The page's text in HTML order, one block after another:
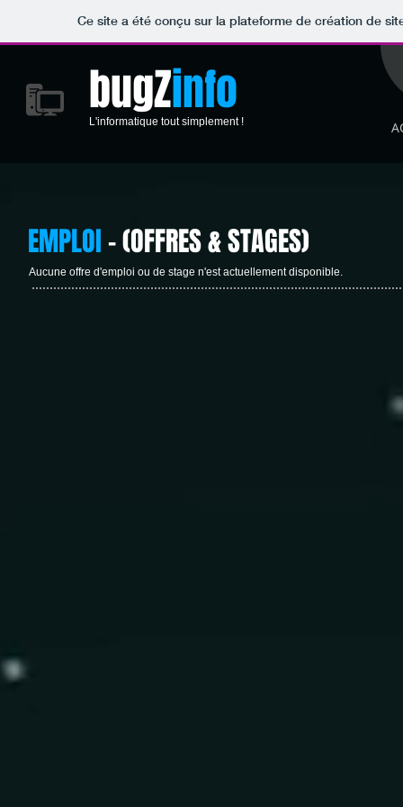
Ce site a été conçu sur la plateforme de création de
bugZinfo
L'informatique tout simplement !
EMPLOI- (OFFRES & STAGES)
Aucune offre d'emploi ou de stage n'est actuellement disponible.